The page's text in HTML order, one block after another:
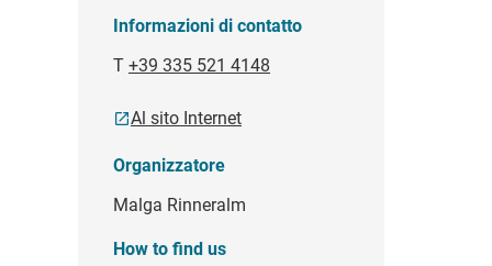
Informazioni di contatto
T +39 335 521 4148
Al sito Internet
Organizzatore
Malga Rinneralm
How to find us